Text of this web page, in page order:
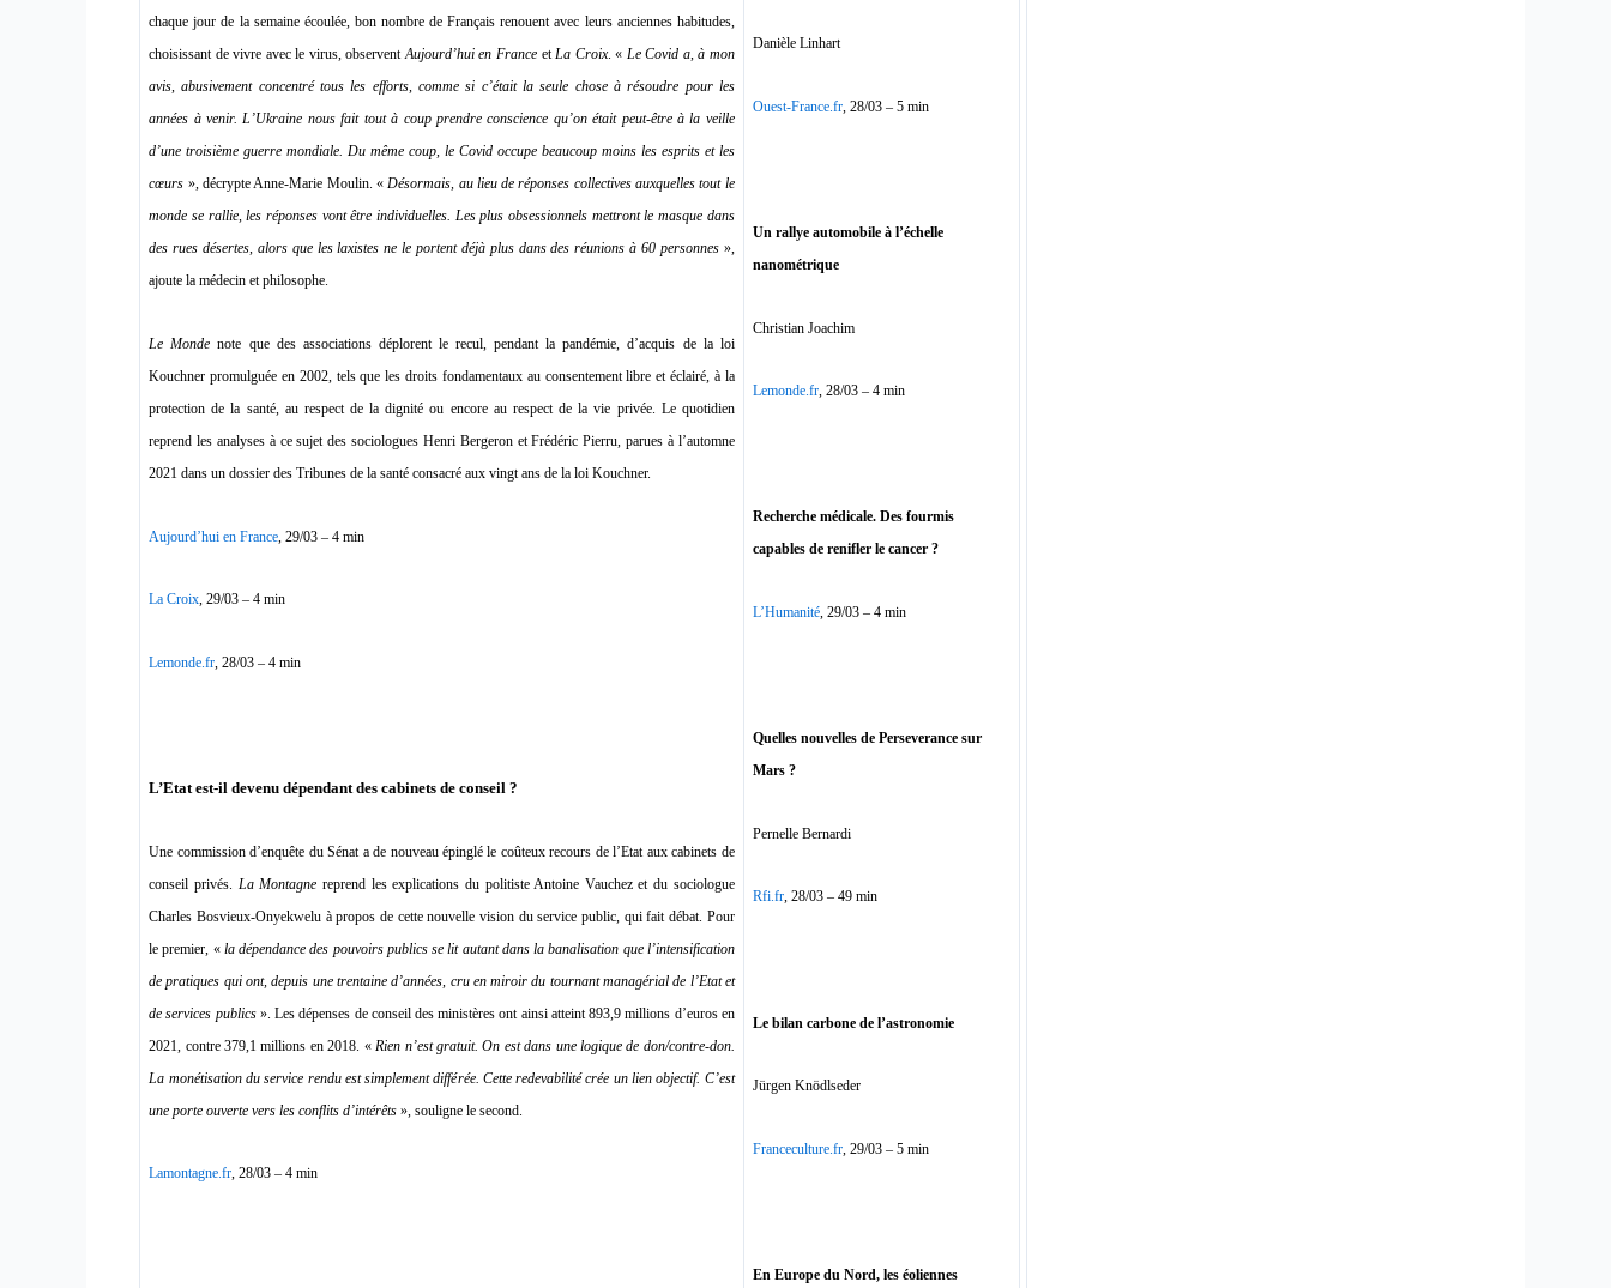
Danièle Linhart
Ouest-France.fr, 28/03 – 5 min
Un rallye automobile à l’échelle
nanométrique
Christian Joachim
Lemonde.fr, 28/03 – 4 min
Recherche médicale. Des fourmis
capables de renifler le cancer ?
L’Humanité, 29/03 – 4 min
Quelles nouvelles de Perseverance sur
Mars ?
Pernelle Bernardi
Rfi.fr, 28/03 – 49 min
Le bilan carbone de l’astronomie
Jürgen Knödlseder
Franceculture.fr , 29/03 – 5 min
En Europe du Nord, les éoliennes
chaque jour de la semaine écoulée, bon nombre de Français renouent avec leurs anciennes habitudes,
choisissant de vivre avec le virus, observentAujourd’hui en France etLa Croix. « Le Covid a, à mon
avis, abusivement concentré tous les efforts, comme si c’était la seule chose à résoudre pour les
années à venir. L’Ukraine nous fait tout à coup prendre conscience qu’on était peut-être à la veille
d’une troisième guerre mondiale. Du même coup, le Covid occupe beaucoup moins les esprits et les
cœurs », décrypte Anne-Marie Moulin. «Désormais, au lieu de réponses collectives auxquelles tout le
monde se rallie, les réponses vont être individuelles. Les plus obsessionnels mettront le masque dans
des rues désertes, alors que les laxistes ne le portent déjà plus dans des réunions à 60 personnes»,
ajoute la médecin et philosophe.
Le Monde note que des associations déplorent le recul, pendant la pandémie, d’acquis de la loi
Kouchner promulguée en 2002, tels que les droits fondamentaux au consentement libre et éclairé, à la
protection de la santé, au respect de la dignité ou encore au respect de la vie privée. Le quotidien
reprend les analyses à ce sujet des sociologues Henri Bergeron et Frédéric Pierru, parues à l’automne
2021 dans un dossier des Tribunes de la santé consacré aux vingt ans de la loi Kouchner.
Aujourd’hui en France , 29/03 – 4 min
La Croix, 29/03 – 4 min
Lemonde.fr , 28/03 – 4 min
L’Etat est-il devenu dépendant des cabinets de conseil ?
Une commission d’enquête du Sénat a de nouveau épinglé le coûteux recours de l’Etat aux cabinets de
conseil privés.
La Montagne reprend les explications du politiste Antoine Vauchez et du sociologue
Charles Bosvieux-Onyekwelu à propos de cette nouvelle vision du service public, qui fait débat. Pour
le premier, « la dépendance des pouvoirs publics se lit autant dans la banalisation que l’intensification
de pratiques qui ont, depuis une trentaine d’années, cru en miroir du tournant managérial de l’Etat et
de services publics ». Les dépenses de conseil des ministères ont ainsi atteint 893,9 millions d’euros en
2021, contre 379,1 millions en 2018. « Rien n’est gratuit. On est dans une logique de don/contre-don.
La monétisation du service rendu est simplement différée. Cette redevabilité crée un lien objectif. C’est
une porte ouverte vers les conflits d’intérêts », souligne le second.
Lamontagne.fr, 28/03 – 4 min